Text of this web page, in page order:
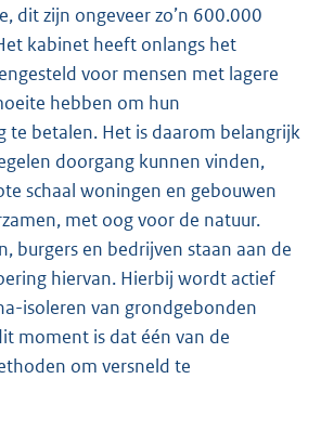
dit zijn ongeveer zo’n 600.000
kabinet heeft onlangs het
voor mensen met lagere
hebben om hun
te betalen. Het is daarom belangrijk
doorgang kunnen vinden,
schaal woningen en gebouwen
met oog voor de natuur.
burgers en bedrijven staan aan de
hiervan. Hierbij wordt actief
isoleren van grondgebonden
moment is dat één van de
om versneld te